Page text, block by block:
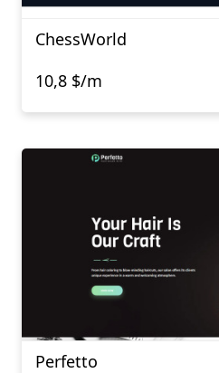
ChessWorld
10,8 $/m
Perfetto